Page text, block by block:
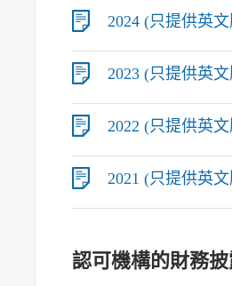
2024 (只提供英
2023 (只提供英
2022 (只提供英
2021 (只提供英
認可機構的財務